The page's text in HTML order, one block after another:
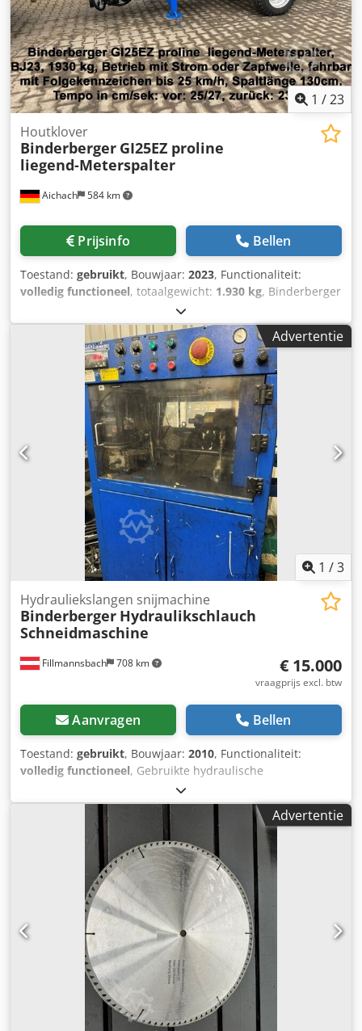
1 /23
Aichach 584 km
Houtklover
Binderberger GI25EZ proline
liegend-Meterspalter
Prijsinfo Bellen
Toestand: gebruikt, Bouwjaar: 2023, Functionaliteit:
volledig functioneel, totaalgewicht: 1.930 kg, Binderberger
GI25EZ proline liggende meters-houtkloofmachine
Bouwjaar 2023 1930 kg Aandrijving elektrisch of via aftakas
Dkjdpfx Anoyg I Dpjxor Verplaatsbaar met
volgnummerbord tot 25 km/u Splijtlengte: 130 cm
Splijtsnelheid in cm/sec: voorwaarts: 25/27, achterwaarts:
Advertentie
1 /3
Fillmannsbach 708 km
Hydrauliekslangen snijmachine
Binderberger Hydraulikschlauch
Schneidmaschine
€ 15.000
vraagprijs excl. btw
Aanvragen Bellen
Toestand: gebruikt, Bouwjaar: 2010, Functionaliteit:
volledig functioneel, Gebruikte hydraulische
slangsnijmachine, volledig functioneel en momenteel in
gebruik. Kan ter plaatse worden bezichtigd. Dksdpfx
Anozphrqexor
Advertentie